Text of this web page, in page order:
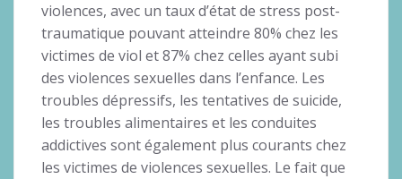
violences, avec un taux d’état de stress post-
traumatique pouvant atteindre 80% chez les
victimes de viol et 87% chez celles ayant subi
des violences sexuelles dans l’enfance. Les
troubles dépressifs, les tentatives de suicide,
les troubles alimentaires et les conduites
addictives sont également plus courants chez
les victimes de violences sexuelles. Le fait que